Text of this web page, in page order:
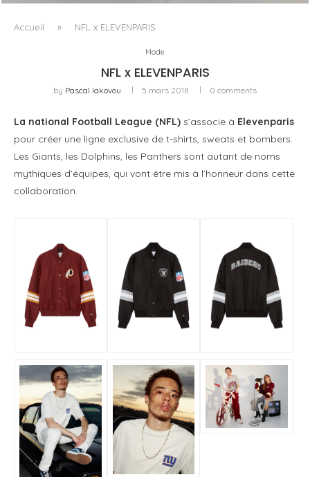
Accueil » NFL x ELEVENPARIS
Mode
NFL x ELEVENPARIS
by Pascal Iakovou 5 mars 2018 0 comments
La national Football League (NFL) s’associe à Elevenparis
pour créer une ligne exclusive de t-shirts, sweats et bombers.
Les Giants, les Dolphins, les Panthers sont autant de noms
mythiques d’équipes, qui vont être mis à l’honneur dans cette
collaboration.